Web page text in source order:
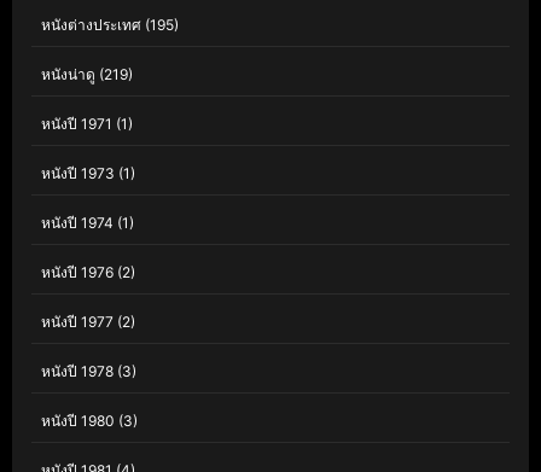
หนังต่างประเทศ (195)
หนังน่าดู (219)
หนังปี 1971 (1)
หนังปี 1973 (1)
หนังปี 1974 (1)
หนังปี 1976 (2)
หนังปี 1977 (2)
หนังปี 1978 (3)
หนังปี 1980 (3)